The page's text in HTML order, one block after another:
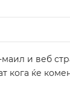
и веб
кога ќе